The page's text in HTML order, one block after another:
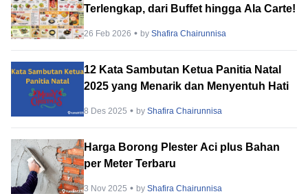
Terlengkap, dari Buffet hingga Ala Carte!
26 Feb 2026 byShafira Chairunnisa
12 Kata Sambutan Ketua Panitia Natal
2025 yang Menarik dan Menyentuh Hati
8 Des 2025 byShafira Chairunnisa
Harga Borong Plester Aci plus Bahan
per Meter Terbaru
3 Nov 2025 byShafira Chairunnisa